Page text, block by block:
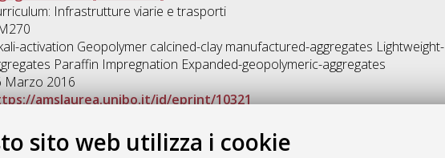
sito web utilizza i cookie
Infrastrutture viarie e trasporti
activation Geopolymer calcined-clay manufactured-aggregates Lightweight-
Paraffin Impregnation Expanded-geopolymeric-aggregates
Marzo 2016
amslaurea.unibo.it/id/eprint/10321
Gestione del documento: